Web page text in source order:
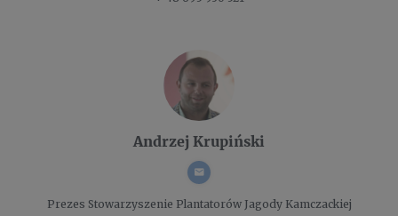
Andrzej Krupiński
Prezes Stowarzyszenie Plantatorów Jagody Kamczackiej